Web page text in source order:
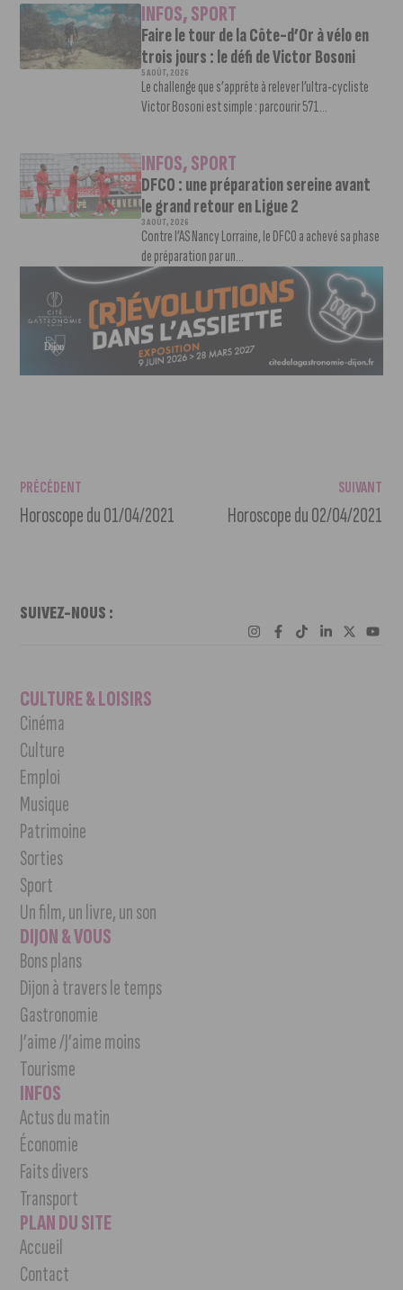
INFOS,SPORT
Faire le tour de la Côte-d’Or à vélo en
trois jours : le défi de Victor Bosoni
5 AOÛT, 2026
Le challenge que s’apprête à relever l’ultra-cycliste
Victor Bosoni est simple : parcourir 571...
INFOS,SPORT
DFCO : une préparation sereine avant
le grand retour en Ligue 2
3 AOÛT, 2026
Contre l’AS Nancy Lorraine, le DFCO a achevé sa phase
de préparation par un...
PRÉCÉDENT
Horoscope du 01/04/2021
SUIVANT
Horoscope du 02/04/2021
SUIVEZ-NOUS :
CULTURE & LOISIRS
Cinéma
Culture
Emploi
Musique
Patrimoine
Sorties
Sport
Un film, un livre, un son
DIJON & VOUS
Bons plans
Dijon à travers le temps
Gastronomie
J’aime /J’aime moins
Tourisme
INFOS
Actus du matin
Économie
Faits divers
Transport
PLAN DU SITE
Accueil
Contact